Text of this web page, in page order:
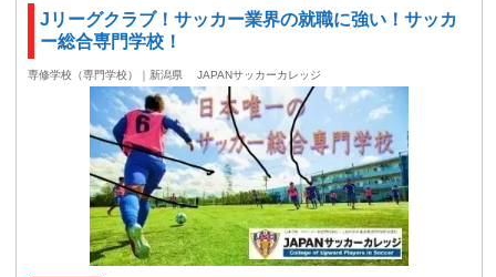
Jリーグクラブ！サッカー業界の就職に強い！サッカ
ー総合専門学校！
専修学校（専門学校）｜新潟県 JAPANサッカーカレッジ